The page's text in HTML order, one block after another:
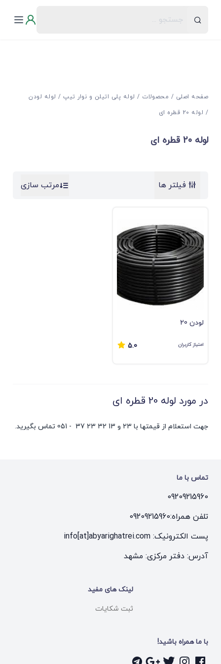
صفحه اصلی محصولات لوله پلی اتیلن و نوار تیپ
لوله لودن
لوله 20 قطره ای
لوله 20 قطره ای
فیلتر ها مرتب سازی
لودن 20
امتیاز کاربران 5.0
در مورد لوله 20 قطره ای
جهت استعلام از قیمتها با 23 و 13 32 23 37 - 051 تماس بگیرید.
تماس با ما
09209215960
تلفن همراه:09209215960
پست الکترونیک: info[at]abyarighatrei.com
آدرس: دفتر مرکزی: مشهد
لینک های مفید
ثبت شکایات
با ما همراه باشید!